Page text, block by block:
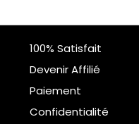
100% Satisfait
Devenir Affilié
Paiement
Confidentialité